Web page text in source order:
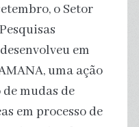
o Setor
em
uma ação
mudas de
em processo de